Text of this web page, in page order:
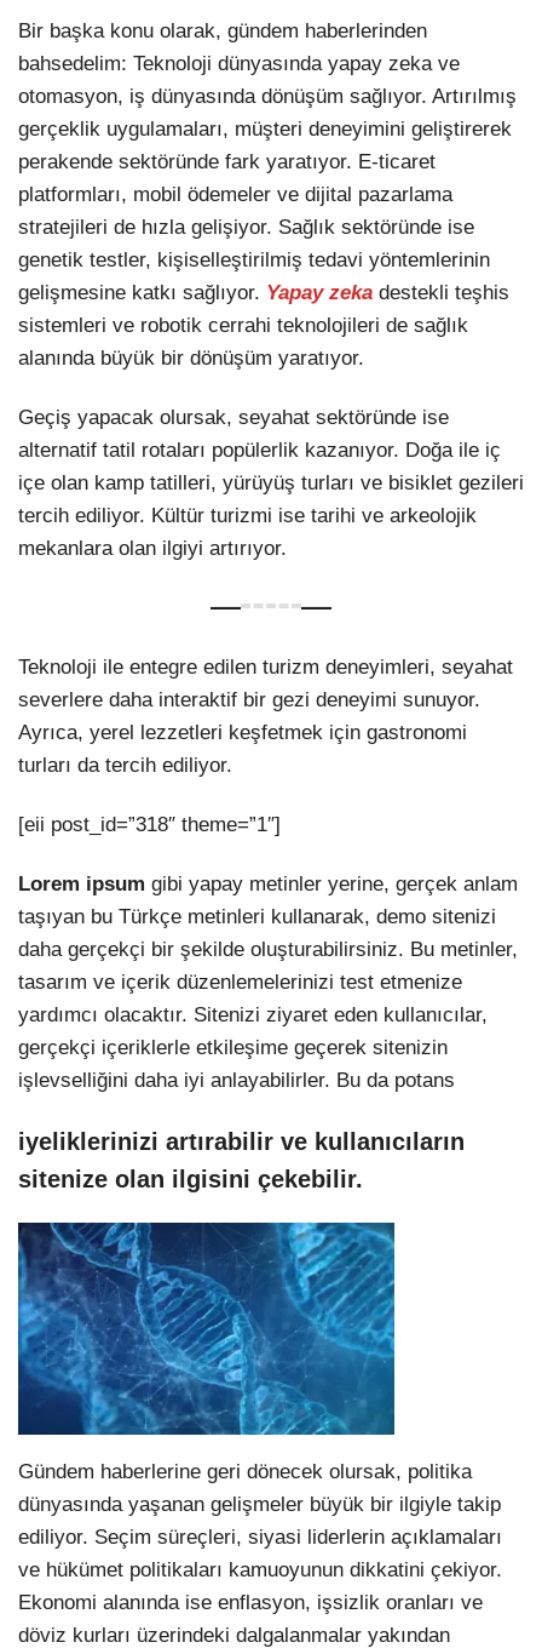
Bir başka konu olarak, gündem haberlerinden
bahsedelim: Teknoloji dünyasında yapay zeka ve
otomasyon, iş dünyasında dönüşüm sağlıyor. Artırılmış
gerçeklik uygulamaları, müşteri deneyimini geliştirerek
perakende sektöründe fark yaratıyor. E-ticaret
platformları, mobil ödemeler ve dijital pazarlama
stratejileri de hızla gelişiyor. Sağlık sektöründe ise
genetik testler, kişiselleştirilmiş tedavi yöntemlerinin
gelişmesine katkı sağlıyor. Yapay zeka destekli teşhis
sistemleri ve robotik cerrahi teknolojileri de sağlık
alanında büyük bir dönüşüm yaratıyor.
Geçiş yapacak olursak, seyahat sektöründe ise
alternatif tatil rotaları popülerlik kazanıyor. Doğa ile iç
içe olan kamp tatilleri, yürüyüş turları ve bisiklet gezileri
tercih ediliyor. Kültür turizmi ise tarihi ve arkeolojik
mekanlara olan ilgiyi artırıyor.
Teknoloji ile entegre edilen turizm deneyimleri, seyahat
severlere daha interaktif bir gezi deneyimi sunuyor.
Ayrıca, yerel lezzetleri keşfetmek için gastronomi
turları da tercih ediliyor.
[eii post_id=”318″ theme=”1″]
Lorem ipsum gibi yapay metinler yerine, gerçek anlam
taşıyan bu Türkçe metinleri kullanarak, demo sitenizi
daha gerçekçi bir şekilde oluşturabilirsiniz. Bu metinler,
tasarım ve içerik düzenlemelerinizi test etmenize
yardımcı olacaktır. Sitenizi ziyaret eden kullanıcılar,
gerçekçi içeriklerle etkileşime geçerek sitenizin
işlevselliğini daha iyi anlayabilirler. Bu da potans
iyeliklerinizi artırabilir ve kullanıcıların
sitenize olan ilgisini çekebilir.
Gündem haberlerine geri dönecek olursak, politika
dünyasında yaşanan gelişmeler büyük bir ilgiyle takip
ediliyor. Seçim süreçleri, siyasi liderlerin açıklamaları
ve hükümet politikaları kamuoyunun dikkatini çekiyor.
Ekonomi alanında ise enflasyon, işsizlik oranları ve
döviz kurları üzerindeki dalgalanmalar yakından